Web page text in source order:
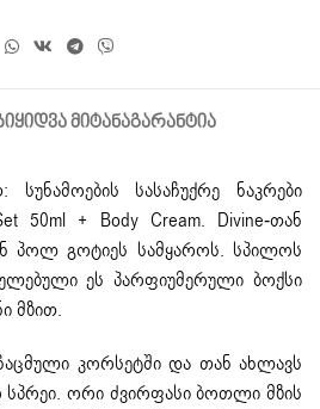
ᲧᲘᲓᲕᲐ ᲛᲘᲢᲐᲜᲐᲒᲐᲠᲐᲜᲢᲘᲐ
სასაჩუქრე ნაკრები
50ml + Body Cream. Divine-თან
პოლ გოტიეს სამყაროს. სპილოს
ეს პარფიუმერული ბოქსი
მზით.
კორსეტში და თან ახლავს
სპრეი. ორი ძვირფასი ბოთლი მზის